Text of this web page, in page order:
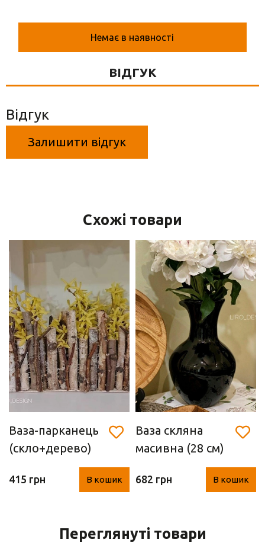
Фігурки та статуетки
Підноси
Немає в наявності
ВІДГУК
Відгук
Залишити відгук
Схожі товари
Ваза-парканець
(скло+дерево)
415 грн В кошик
Ваза скляна
масивна (28 см)
682 грн В кошик
Переглянуті товари